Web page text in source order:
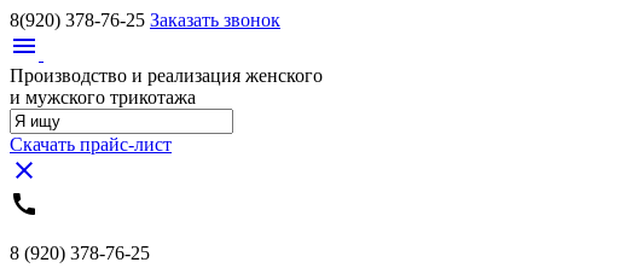
8(920) 378-76-25 Заказать звонок
menu
Производство и реализация женского
и мужского трикотажа
Скачать прайс-лист
close
call
8 (920) 378-76-25